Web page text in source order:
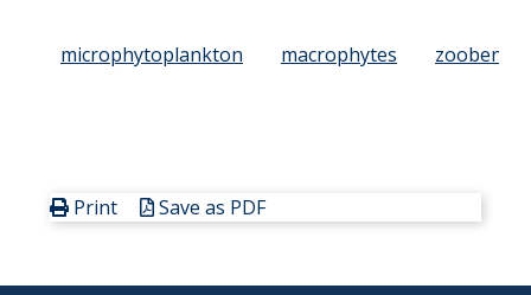
microphytoplankton macrophytes
Print Save as PDF